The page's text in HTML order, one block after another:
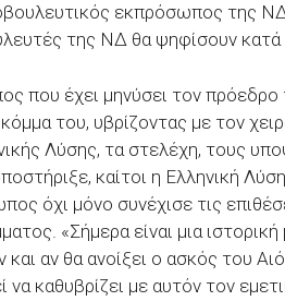
εκπρόσωπος της
της ΝΔ θα ψηφίσουν κατά
που έχει μηνύσει τον πρόεδρο
του, υβρίζοντας με τον
Λύσης, τα στελέχη, τους
καίτοι η Ελληνική
όχι μόνο συνέχισε τις
«Σήμερα είναι μια ιστορική
αν θα ανοίξει ο ασκός του
καθυβρίζει με αυτόν τον